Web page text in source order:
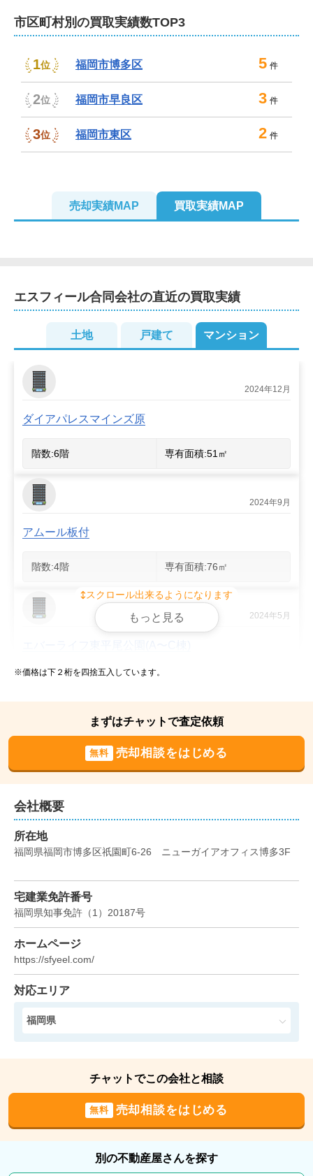
不動産売却は、エスフィール合同会社にお任せ
ください！
弊社では、税理士や司法書士をはじめ、さまざまな専門
家と連携し、売主様のご要望にお応えしています。通常
の売却だけでなく、相続や離婚による売却や任意売却、
住み替え、空き家や事故物件など、複雑な事情が絡んだ
案件も、どうぞ安心してご相談ください。
利用ください。ご来店がむずかしい場合は、オンライン
相談や出張相談も承っております。
ただきます。福岡でマンションの売却をお考えの際は、
ぜひ弊社にお任せください。
市区町村別の買取実績数TOP3
1位 福岡市博多区 5 件
2位 福岡市早良区 3 件
3位 福岡市東区 2 件
売却実績MAP 買取実績MAP
2
エスフィール合同会社の直近の買取実績
土地 戸建て マンション
2024年12月
ダイアパレスマインズ原
階数:6階 専有面積:51㎡
2024年9月
アムール板付
階数:4階 専有面積:76㎡
2024年5月
階数: 階
ライオンズマンション城野駅前
階数:4階
エバーライフ箱崎第2
階数:6
階数:3階 専有面積:64㎡
スクロール出来るようになります
もっと見る
※価格は下２桁を四捨五入しています。
まずはチャットで査定依頼
無料 売却相談をはじめる
会社概要
所在地
福岡県福岡市博多区祇園町6-26　ニューガイアオフィス博多3F
宅建業免許番号
福岡県知事免許 （1） 20187号
ホームページ
https://sfyeel.com/
対応エリア
福岡県
チャットでこの会社と相談
無料 売却相談をはじめる
別の不動産屋さんを探す